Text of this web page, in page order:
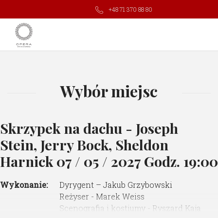
+48 71 370 88 80
Wybór miejsc
Skrzypek na dachu - Joseph
Stein, Jerry Bock, Sheldon
Harnick 07 / 05 / 2027 Godz. 19:00
Wykonanie:
Dyrygent – Jakub Grzybowski
Reżyser - Marek Weiss
Scenografia i kostiumy - Ryszard Kaja